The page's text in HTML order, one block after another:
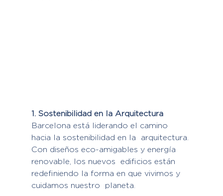
1. Sostenibilidad en la Arquitectura
Barcelona está liderando el camino
hacia la sostenibilidad en la  arquitectura.
Con diseños eco-amigables y energía
renovable, los nuevos  edificios están
redefiniendo la forma en que vivimos y
cuidamos nuestro  planeta.